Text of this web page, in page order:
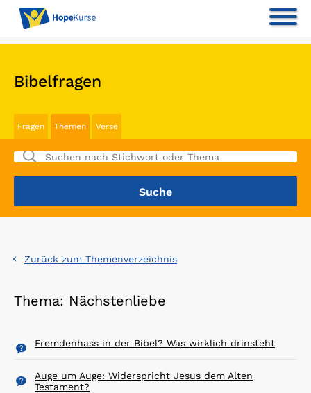
Bibelfragen
Fragen Themen Verse
Zurück zum Themenverzeichnis
Thema: Nächstenliebe
Fremdenhass in der Bibel? Was wirklich drinsteht
Auge um Auge: Widerspricht Jesus dem Alten
Testament?